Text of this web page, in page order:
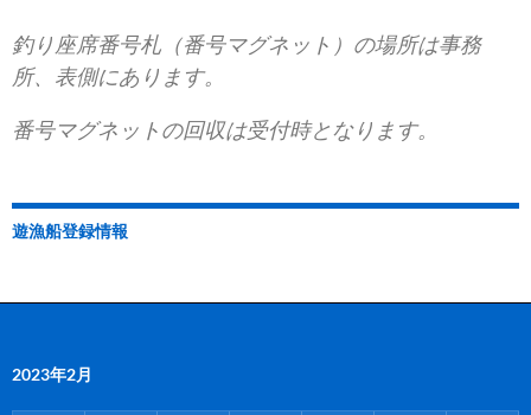
釣り座席番号札（番号マグネット）の場所は事務
所、表側にあります。
番号マグネットの回収は受付時となります。
遊漁船登録情報
2023年2月